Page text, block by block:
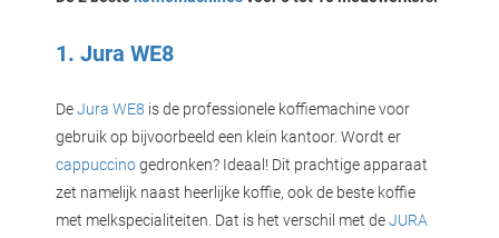
1. Jura WE8
DeJura WE8 is de professionele koffiemachine voor
gebruik op bijvoorbeeld een klein kantoor. Wordt er
cappuccinogedronken? Ideaal! Dit prachtige apparaat
zet namelijk naast heerlijke koffie, ook de beste koffie
met melkspecialiteiten. Dat is het verschil met deJURA